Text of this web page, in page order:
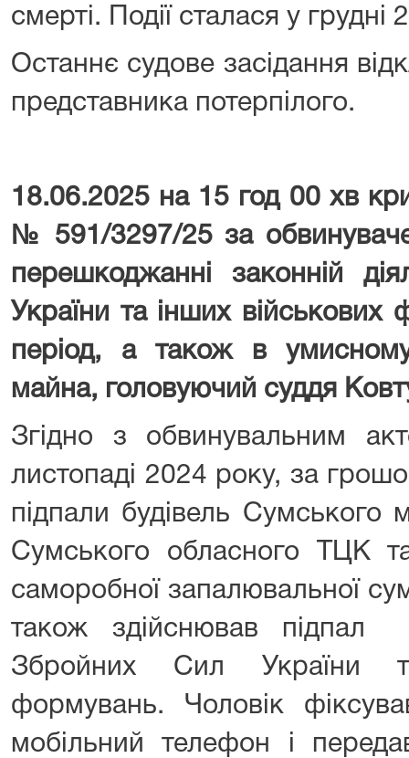
смерті. Події сталася у грудні
Останнє судове засідання
представника потерпілого.
18.06.2025 на 15 год 00 хв
№ 591/3297/25 за
перешкоджанні законній
України та інших
період, а також в
майна, головуючий суддя
Згідно з обвинувальним
листопаді 2024 року, за
підпали будівель
Сумського обласного
саморобної запалювальної
також здійснював підпал
Збройних Сил України
формувань. Чоловік
мобільний телефон і